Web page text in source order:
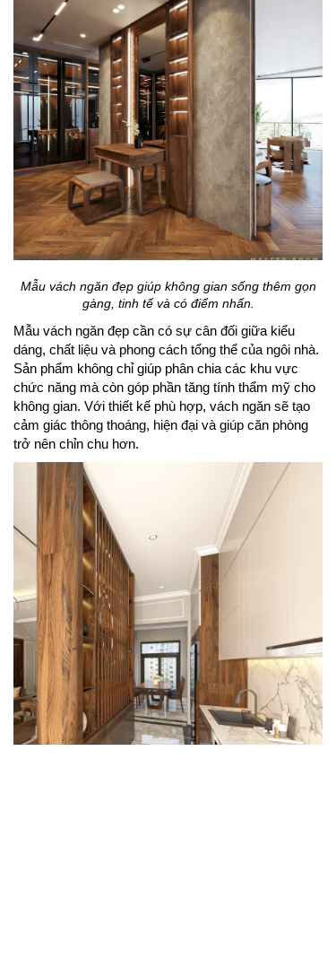
Mẫu vách ngăn đẹp giúp không gian sống thêm gọn
gàng, tinh tế và có điểm nhấn.
Mẫu vách ngăn đẹp cần có sự cân đối giữa kiểu
dáng, chất liệu và phong cách tổng thể của ngôi nhà.
Sản phẩm không chỉ giúp phân chia các khu vực
chức năng mà còn góp phần tăng tính thẩm mỹ cho
không gian. Với thiết kế phù hợp, vách ngăn sẽ tạo
cảm giác thông thoáng, hiện đại và giúp căn phòng
trở nên chỉn chu hơn.